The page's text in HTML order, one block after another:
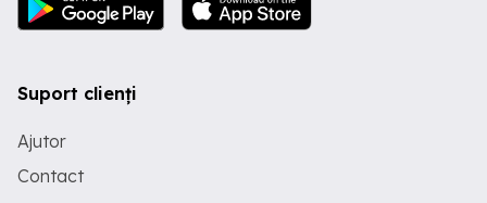
Suport clienți
Ajutor
Contact